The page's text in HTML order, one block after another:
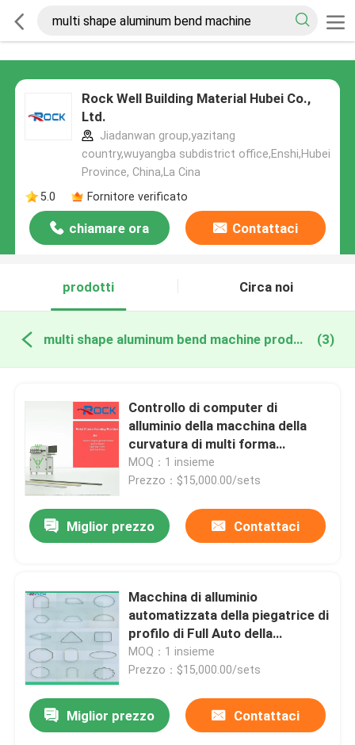
Rock Well Building Material Hubei Co.,
Ltd.
Jiadanwan group,yazitang
country,wuyangba subdistrict office,Enshi,Hubei
Province, China,La Cina
5.0
Fornitore verificato
chiamare ora Contattaci
prodotti Circa noi
multi shape aluminum bend machine produzione online (3)
Controllo di computer di
alluminio della macchina della
curvatura di multi forma
automatica completa
MOQ：1 insieme
Prezzo：$15,000.00/sets
Miglior prezzo Contattaci
Macchina di alluminio
automatizzata della piegatrice di
profilo di Full Auto della
macchina della curvatura
MOQ：1 insieme
Prezzo：$15,000.00/sets
Miglior prezzo Contattaci